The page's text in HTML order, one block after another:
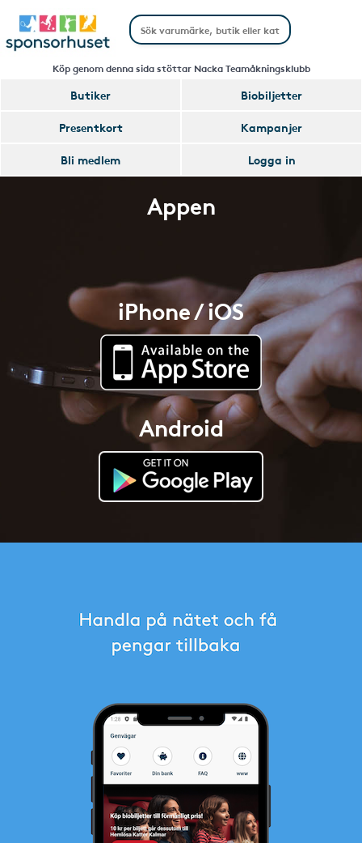
Köp genom denna sida stöttar Nacka Teamåkningsklubb
Butiker
Biobiljetter
Presentkort
Kampanjer
Bli medlem
Logga in
Appen
iPhone / iOS
Android